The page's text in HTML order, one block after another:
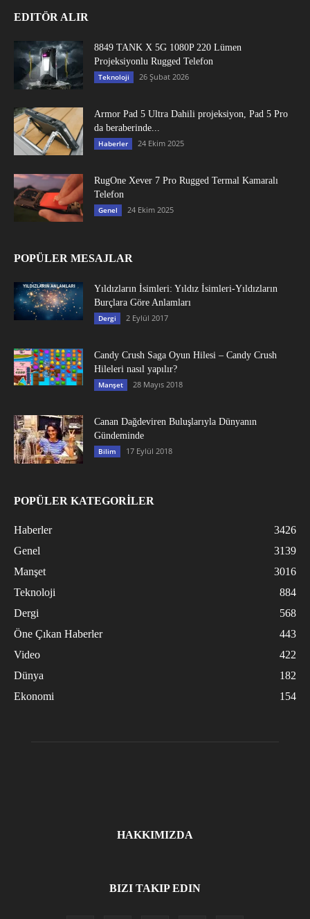
EDITÖR ALIR
8849 TANK X 5G 1080P 220 Lümen
Projeksiyonlu Rugged Telefon
Teknoloji 26 Şubat 2026
Armor Pad 5 Ultra Dahili projeksiyon, Pad 5 Pro
da beraberinde...
Haberler 24 Ekim 2025
RugOne Xever 7 Pro Rugged Termal Kamaralı
Telefon
Genel 24 Ekim 2025
POPÜLER MESAJLAR
Yıldızların İsimleri: Yıldız İsimleri-Yıldızların
Burçlara Göre Anlamları
Dergi 2 Eylül 2017
Candy Crush Saga Oyun Hilesi – Candy Crush
Hileleri nasıl yapılır?
Manşet 28 Mayıs 2018
Canan Dağdeviren Buluşlarıyla Dünyanın
Gündeminde
Bilim 17 Eylül 2018
POPÜLER KATEGORİLER
Haberler
3426
Genel
3139
Manşet
3016
Teknoloji
884
Dergi
568
Öne Çıkan Haberler
443
Video
422
Dünya
182
Ekonomi
154
HAKKIMIZDA
BIZI TAKIP EDIN